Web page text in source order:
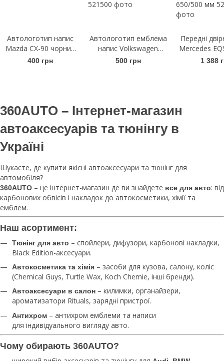
Автологотип напис
Mazda CX-90 чорний
глянець
400 грн
Автологотип емблема
напис Volkswagen
Arteon чорний глянець
500 грн
Передні
Mercedes
Щітки1 388
360AUTO – Інтернет-магазин
автоаксесуарів та тюнінгу в
Україні
Шукаєте, де купити якісні автоаксесуари та тюнінг для
автомобіля?
360AUTO – це інтернет-магазин де ви знайдете все для авто: від
карбонових обвісів і накладок до автокосметики, хімії та
емблем.
Наш асортимент:
Тюнінг для авто – спойлери, дифузори, карбонові накладки,
Black Edition-аксесуари.
Автокосметика та хімія – засоби для кузова, салону, коліс
(Chemical Guys, Turtle Wax, Koch Chemie, інші бренди).
Автоаксесуари в салон – килимки, органайзери,
ароматизатори Rituals, зарядні пристрої.
Антихром – антихром емблеми та написи
для індивідуального вигляду авто.
Чому обирають 360AUTO?